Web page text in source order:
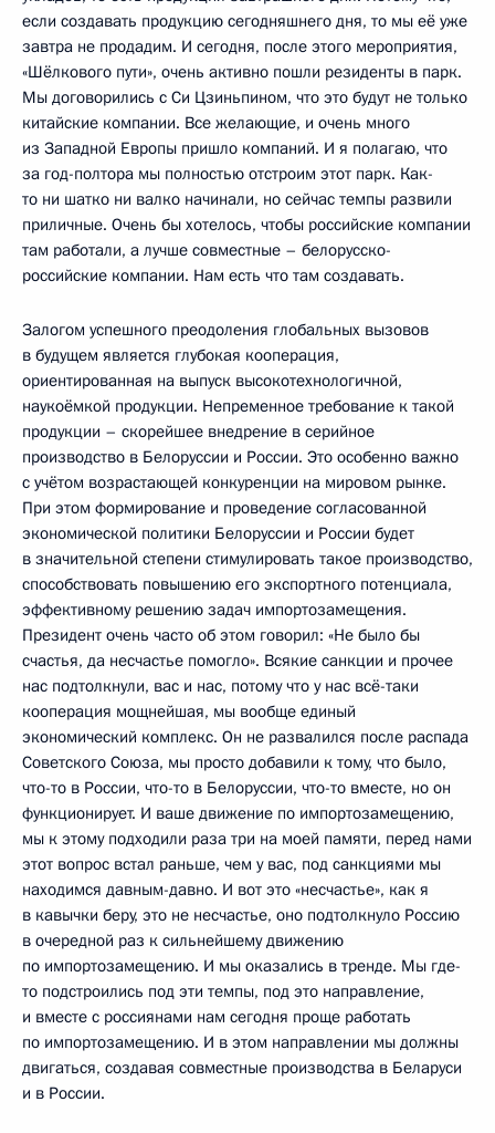
если создавать продукцию сегодняшнего дня, то мы её уже
завтра не продадим. И сегодня, после этого мероприятия,
«Шёлкового пути», очень активно пошли резиденты в парк.
Мы договорились с Си Цзиньпином, что это будут не только
китайские компании. Все желающие, и очень много
из Западной Европы пришло компаний. И я полагаю, что
за год-полтора мы полностью отстроим этот парк. Как-
то ни шатко ни валко начинали, но сейчас темпы развили
приличные. Очень бы хотелось, чтобы российские компании
там работали, а лучше совместные – белорусско-
российские компании. Нам есть что там создавать.
Залогом успешного преодоления глобальных вызовов
в будущем является глубокая кооперация,
ориентированная на выпуск высокотехнологичной,
наукоёмкой продукции. Непременное требование к такой
продукции – скорейшее внедрение в серийное
производство в Белоруссии и России. Это особенно важно
с учётом возрастающей конкуренции на мировом рынке.
При этом формирование и проведение согласованной
экономической политики Белоруссии и России будет
в значительной степени стимулировать такое производство,
способствовать повышению его экспортного потенциала,
эффективному решению задач импортозамещения.
Президент очень часто об этом говорил: «Не было бы
счастья, да несчастье помогло». Всякие санкции и прочее
нас подтолкнули, вас и нас, потому что у нас всё-таки
кооперация мощнейшая, мы вообще единый
экономический комплекс. Он не развалился после распада
Советского Союза, мы просто добавили к тому, что было,
что-то в России, что-то в Белоруссии, что-то вместе, но он
функционирует. И ваше движение по импортозамещению,
мы к этому подходили раза три на моей памяти, перед нами
этот вопрос встал раньше, чем у вас, под санкциями мы
находимся давным-давно. И вот это «несчастье», как я
в кавычки беру, это не несчастье, оно подтолкнуло Россию
в очередной раз к сильнейшему движению
по импортозамещению. И мы оказались в тренде. Мы где-
то подстроились под эти темпы, под это направление,
и вместе с россиянами нам сегодня проще работать
по импортозамещению. И в этом направлении мы должны
двигаться, создавая совместные производства в Беларуси
и в России.